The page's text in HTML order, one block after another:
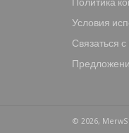
Условия
Связаться
© 2026,